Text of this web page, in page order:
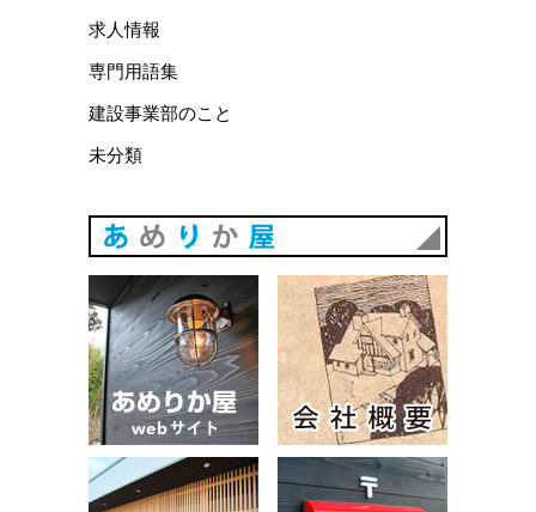
求人情報
専門用語集
建設事業部のこと
未分類
あめりか屋WEBサイト